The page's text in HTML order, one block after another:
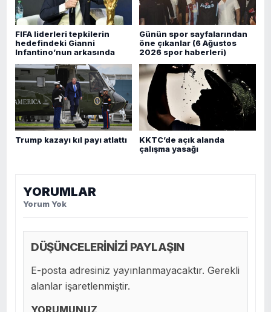
FIFA liderleri tepkilerin
hedefindeki Gianni
Infantino’nun arkasında
Günün spor sayfalarından
öne çıkanlar (6 Ağustos
2026 spor haberleri)
Trump kazayı kıl payı atlattı
KKTC’de açık alanda
çalışma yasağı
YORUMLAR
Yorum Yok
DÜŞÜNCELERİNİZİ PAYLAŞIN
E-posta adresiniz yayınlanmayacaktır. Gerekli
alanlar işaretlenmiştir.
YORUMUNUZ